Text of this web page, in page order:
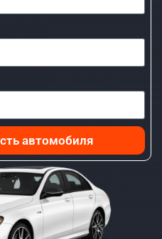
автомобиля